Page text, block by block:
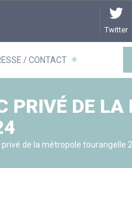
Twitter
/ CONTACT
PRIVÉ DE
de la métropole tourangelle